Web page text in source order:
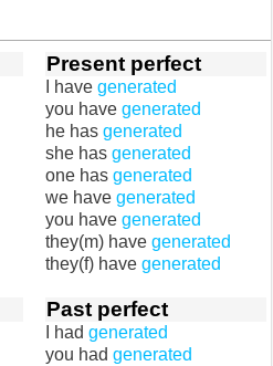
Present perfect
I have generated
you have generated
he has generated
she has generated
one has generated
we have generated
you have generated
they(m) have generated
they(f) have generated
Past perfect
I had generated
you had generated